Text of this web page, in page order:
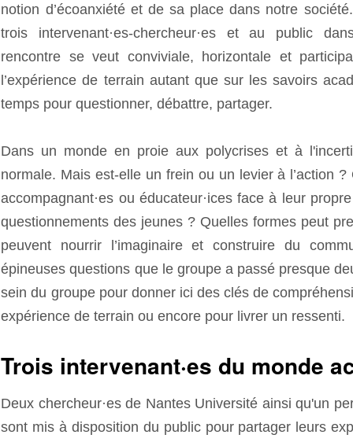
notion d’écoanxiété et de sa place dans notre
trois intervenant·es-chercheur·es et au public
rencontre se veut conviviale, horizontale et
l’expérience de terrain autant que sur les savoirs
temps pour questionner, débattre, partager.
Dans un monde en proie aux polycrises et à
normale. Mais est-elle un frein ou un levier à l’action
accompagnant·es ou éducateur·ices face à leur
questionnements des jeunes ? Quelles formes peut
peuvent nourrir l’imaginaire et construire du
épineuses questions que le groupe a passé presque
sein du groupe pour donner ici des clés de
expérience de terrain ou encore pour livrer un ressenti.
Trois intervenant·es du monde
Deux chercheur·es de Nantes Université ainsi qu'un
sont mis à disposition du public pour partager leurs